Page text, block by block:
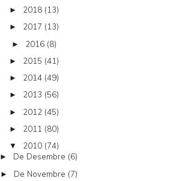
► 2018 (13)
► 2017 (13)
► 2016 (8)
► 2015 (41)
► 2014 (49)
► 2013 (56)
► 2012 (45)
► 2011 (80)
▼ 2010 (74)
► De Desembre (6)
► De Novembre (7)